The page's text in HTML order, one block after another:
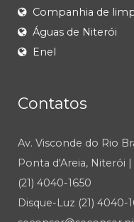
Companhia de
Águas de Niterói
Enel
Contatos
Av. Visconde do Rio
Ponta d'Areia, Niterói |
(21) 4040-1650
Disque-Luz (21) 4040-